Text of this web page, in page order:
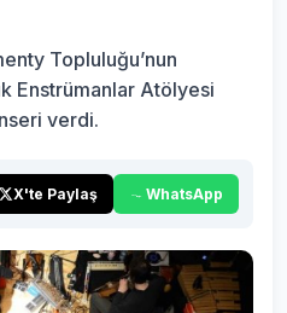
Topluluğu’nun
Enstrümanlar Atölyesi
verdi.
X'te Paylaş WhatsApp